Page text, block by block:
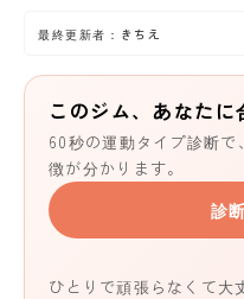
最終更新者：きちえ
このジム、あなたに
60秒の運動タイプ診断
徴が分かります。
診
ひとりで頑張らなくて大